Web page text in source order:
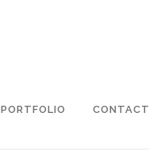
PORTFOLIO CONTACT